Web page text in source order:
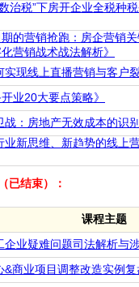
数治税”下房开企业全税种
期的营销抢跑：房企营销
营销战术战法解析》
实现线上直播营销与客户
业20大要点策略》
战：房地产无效成本的识
业新思维、新趋势的线上
已结束）：
课程主题
企业疑难问题司法解析与
&商业项目调整改造实例